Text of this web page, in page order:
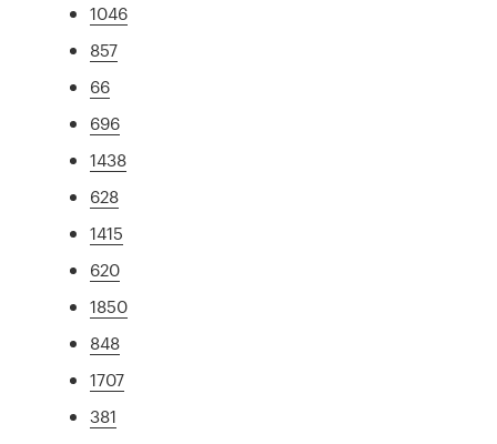
1046
857
66
696
1438
628
1415
620
1850
848
1707
381